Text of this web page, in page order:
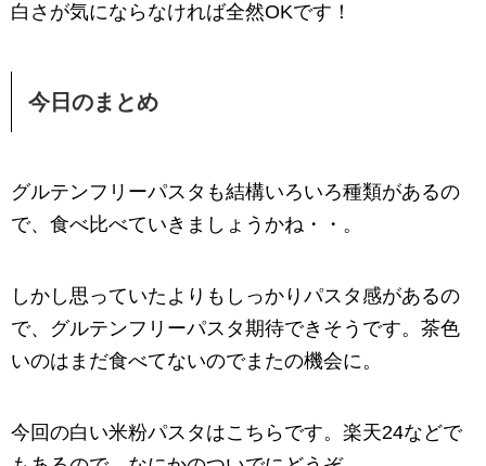
白さが気にならなければ全然OKです！
今日のまとめ
グルテンフリーパスタも結構いろいろ種類があるの
で、食べ比べていきましょうかね・・。
しかし思っていたよりもしっかりパスタ感があるの
で、グルテンフリーパスタ期待できそうです。茶色
いのはまだ食べてないのでまたの機会に。
今回の白い米粉パスタはこちらです。楽天24などで